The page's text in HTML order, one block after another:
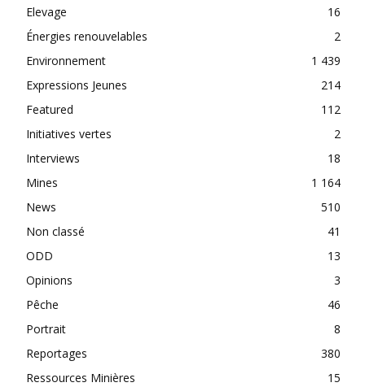
Elevage
16
Énergies renouvelables
2
Environnement
1 439
Expressions Jeunes
214
Featured
112
Initiatives vertes
2
Interviews
18
Mines
1 164
News
510
Non classé
41
ODD
13
Opinions
3
Pêche
46
Portrait
8
Reportages
380
Ressources Minières
15